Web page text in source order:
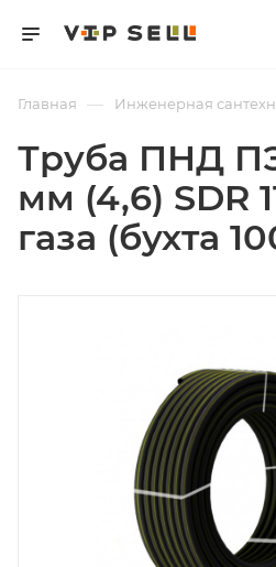
Главная — Инженерная
Труба ПНД
мм (4,6) SDR
газа (бухта